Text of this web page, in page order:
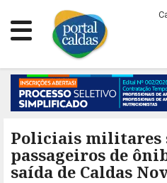
Policiais militares
passageiros de
saída de Caldas